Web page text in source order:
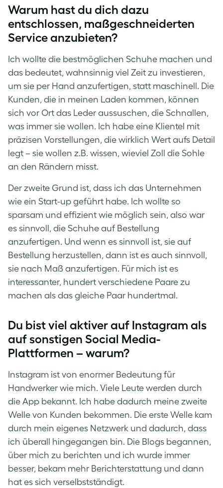
Warum hast du dich dazu
entschlossen, maßgeschneiderten
Service anzubieten?
Ich wollte die bestmöglichen Schuhe machen und
das bedeutet, wahnsinnig viel Zeit zu investieren,
um sie per Hand anzufertigen, statt maschinell. Die
Kunden, die in meinen Laden kommen, können
sich vor Ort das Leder aussuschen, die Schnallen,
was immer sie wollen. Ich habe eine Klientel mit
präzisen Vorstellungen, die wirklich Wert aufs Detail
legt – sie wollen z.B. wissen, wieviel Zoll die Sohle
an den Rändern misst.
Der zweite Grund ist, dass ich das Unternehmen
wie ein Start-up geführt habe. Ich wollte so
sparsam und effizient wie möglich sein, also war
es sinnvoll, die Schuhe auf Bestellung
anzufertigen. Und wenn es sinnvoll ist, sie auf
Bestellung herzustellen, dann ist es auch sinnvoll,
sie nach Maß anzufertigen. Für mich ist es
interessanter, hundert verschiedene Paare zu
machen als das gleiche Paar hundertmal.
Du bist viel aktiver auf Instagram als
auf sonstigen Social Media-
Plattformen – warum?
Instagram ist von enormer Bedeutung für
Handwerker wie mich. Viele Leute werden durch
die App bekannt. Ich habe dadurch meine zweite
Welle von Kunden bekommen. Die erste Welle kam
durch mein eigenes Netzwerk und dadurch, dass
ich überall hingegangen bin. Die Blogs begannen,
über mich zu berichten und ich wurde immer
besser, bekam mehr Berichterstattung und dann
hat es sich verselbstständigt.